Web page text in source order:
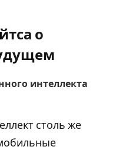
о
интеллекта
столь же